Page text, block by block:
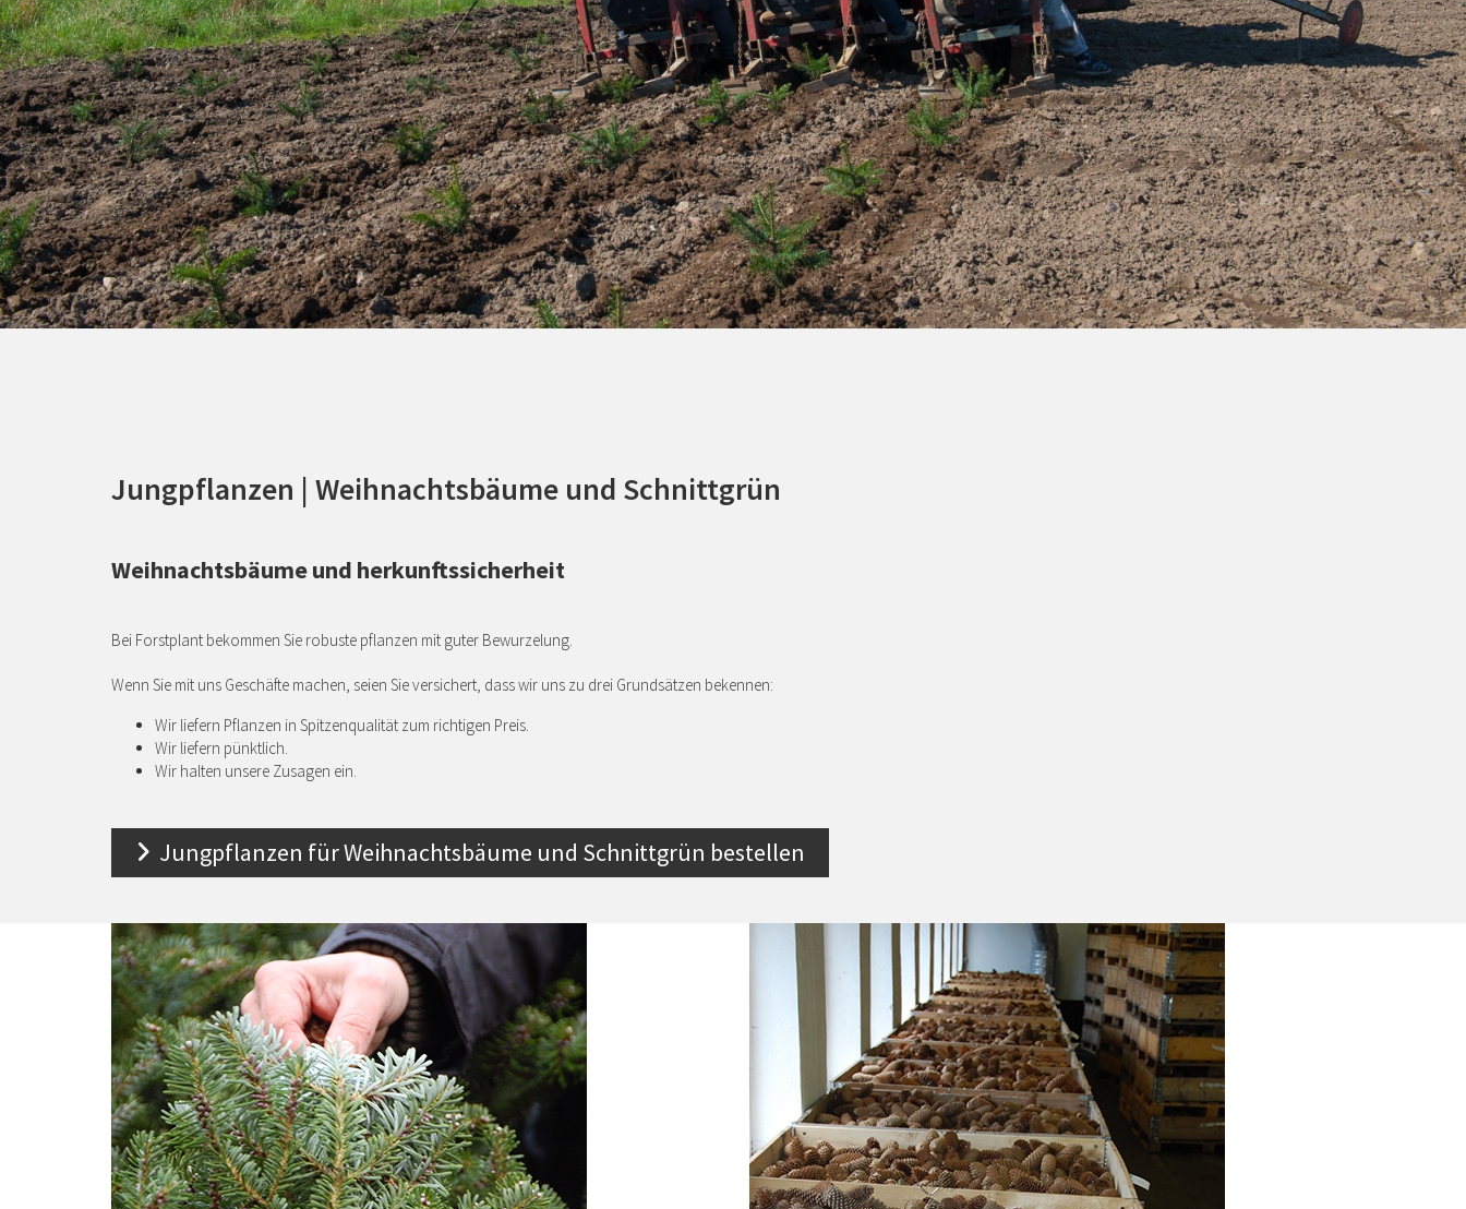
Jungpflanzen | Weihnachtsbäume und Schnittgrün
Weihnachtsbäume und herkunftssicherheit
Bei Forstplant bekommen Sie robuste pflanzen mit guter Bewurzelung.
Wenn Sie mit uns Geschäfte machen, seien Sie versichert, dass wir uns zu drei Grundsätzen bekennen:
Wir liefern Pflanzen in Spitzenqualität zum richtigen Preis.
Wir liefern pünktlich.
Wir halten unsere Zusagen ein.
Jungpflanzen für Weihnachtsbäume und Schnittgrün bestellen